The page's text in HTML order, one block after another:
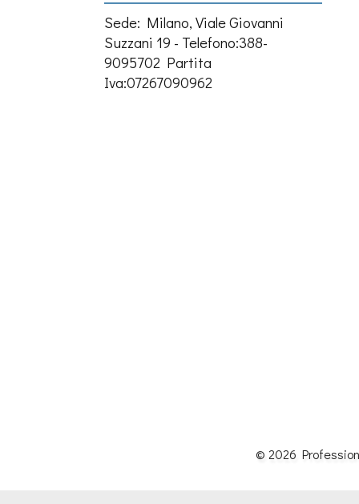
Sede: Milano, Viale Giovanni
Suzzani 19 - Telefono:388-
9095702 Partita
Iva:07267090962
© 2026